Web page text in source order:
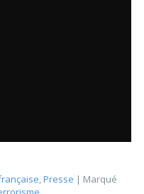
,Presse | Marqué